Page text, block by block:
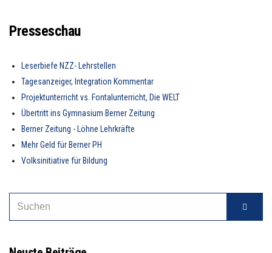
Presseschau
Leserbiefe NZZ- Lehrstellen
Tagesanzeiger, Integration Kommentar
Projektunterricht vs. Fontalunterricht, Die WELT
Übertritt ins Gymnasium Berner Zeitung
Berner Zeitung - Löhne Lehrkräfte
Mehr Geld für Berner PH
Volksinitiative für Bildung
SEARCH